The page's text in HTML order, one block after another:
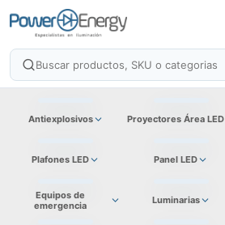
Antiexplosivos Proyectores Área LED
Plafones LED Panel LED
Equipos de
emergencia
Luminarias